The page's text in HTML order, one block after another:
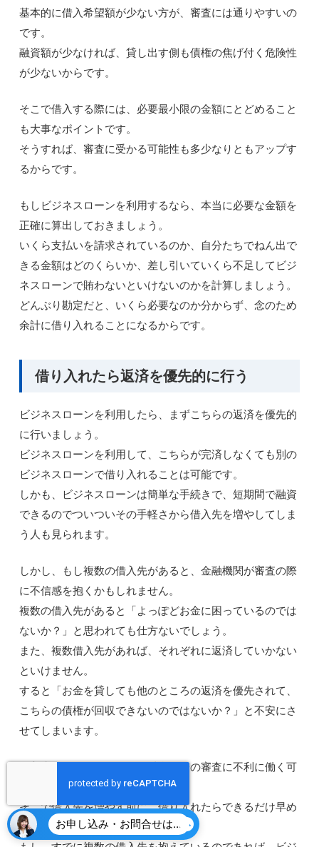
基本的に借入希望額が少ない方が、審査には通りやすいの
です。
融資額が少なければ、貸し出す側も債権の焦げ付く危険性
が少ないからです。
そこで借入する際には、必要最小限の金額にとどめること
も大事なポイントです。
そうすれば、審査に受かる可能性も多少なりともアップす
るからです。
もしビジネスローンを利用するなら、本当に必要な金額を
正確に算出しておきましょう。
いくら支払いを請求されているのか、自分たちでねん出で
きる金額はどのくらいか、差し引いていくら不足してビジ
ネスローンで賄わないといけないのかを計算しましょう。
どんぶり勘定だと、いくら必要なのか分からず、念のため
余計に借り入れることになるからです。
借り入れたら返済を優先的に行う
ビジネスローンを利用したら、まずこちらの返済を優先的
に行いましょう。
ビジネスローンを利用して、こちらが完済しなくても別の
ビジネスローンで借り入れることは可能です。
しかも、ビジネスローンは簡単な手続きで、短期間で融資
できるのでついついその手軽さから借入先を増やしてしま
う人も見られます。
しかし、もし複数の借入先があると、金融機関が審査の際
に不信感を抱くかもしれません。
複数の借入先があると「よっぽどお金に困っているのでは
ないか？」と思われても仕方ないでしょう。
また、複数借入先があれば、それぞれに返済していかない
といけません。
すると「お金を貸しても他のところの返済を優先されて、
こちらの債権が回収できないのではないか？」と不安にさ
せてしまいます。
借入先がたくさんあると、融資の際の審査に不利に働く可
能性があります。
そこで借入先を増やす前に、借り入れたらできるだけ早め
に返済するように心がけましょう。
お申し込み・お問合せはこちら